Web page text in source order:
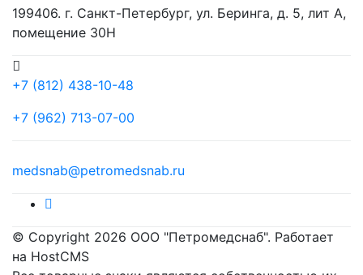
199406. г. Санкт-Петербург, ул. Беринга, д. 5, лит А,
помещение 30Н
+7 (812) 438-10-48
+7 (962) 713-07-00
medsnab@petromedsnab.ru
© Copyright 2026 ООО "Петромедснаб". Работает
на HostCMS